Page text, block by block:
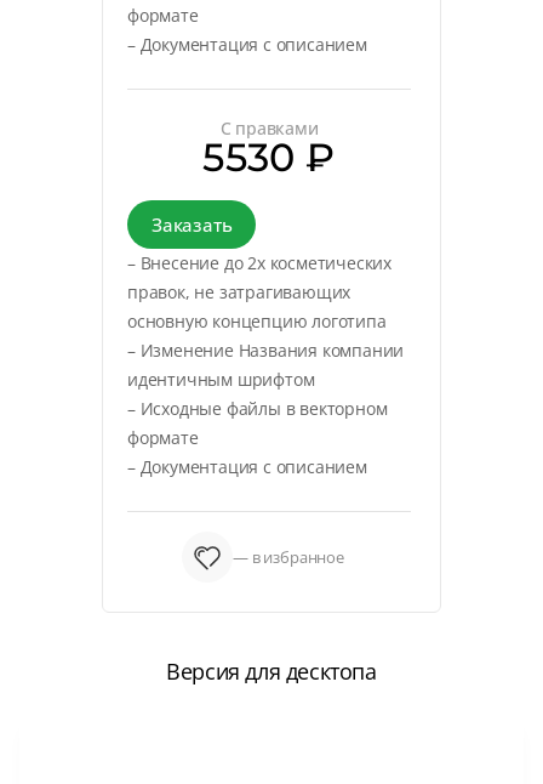
формате
– Документация с описанием
С правками
5530 ₽
Заказать
– Внесение до 2х косметических
правок, не затрагивающих
основную концепцию логотипа
– Изменение Названия компании
идентичным шрифтом
– Исходные файлы в векторном
формате
– Документация с описанием
— в избранное
Версия для десктопа